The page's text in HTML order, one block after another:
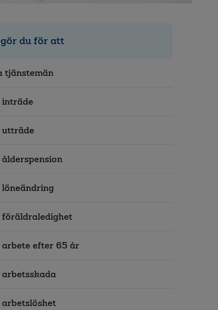
du för att
tjänstemän
utträde
föräldraledighet
efter 65 år